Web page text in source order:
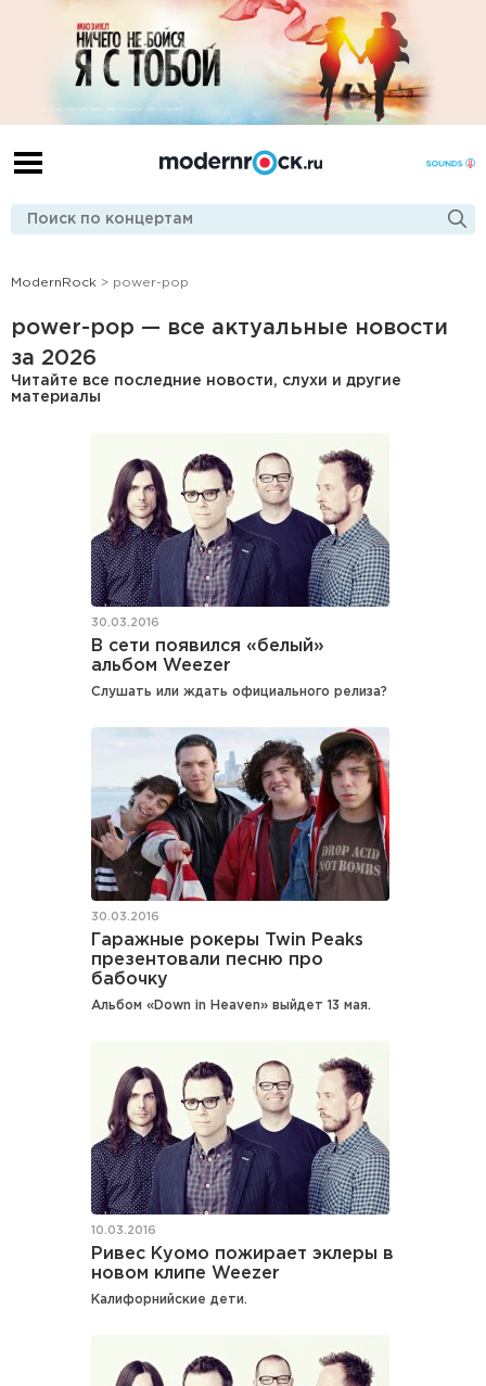
ModernRock > power-pop
power-pop — все актуальные новости
за 2026
Читайте все последние новости, слухи и другие
материалы
30.03.2016
В сети появился «белый»
альбом Weezer
Слушать или ждать официального релиза?
30.03.2016
Гаражные рокеры Twin Peaks
презентовали песню про
бабочку
Альбом «Down in Heaven» выйдет 13 мая.
10.03.2016
Ривес Куомо пожирает эклеры в
новом клипе Weezer
Калифорнийские дети.